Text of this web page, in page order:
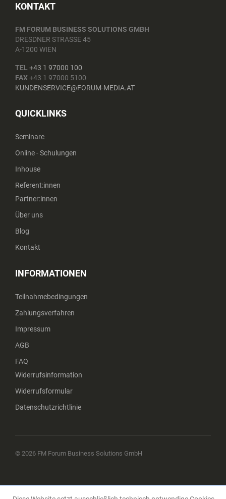
KONTAKT
FM FORUM BUSINESS SOLUTIONS GMBH
DRESDNER STRASSE 45
A-1200 WIEN
TEL +43 1 97000 100
FAX+43 1 97000 5100
KUNDENSERVICE@FORUM-MEDIA.AT
QUICKLINKS
Seminare
Online - Schulungen
Inhouse
Referent:innen
Partner:innen
Über uns
Blog
Kontakt
INFORMATIONEN
Teilnahmebedingungen
Zahlungsverfahren
Impressum
AGB
FAQ
Widerrufsinformation
Widerrufsformular
Datenschutzrichtlinie
© 2026 FM Forum Business Solutions GmbH